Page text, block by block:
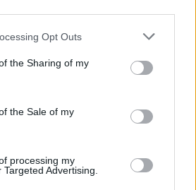
Opt Outs
the Sharing of my
the Sale of my
processing my
Advertising.